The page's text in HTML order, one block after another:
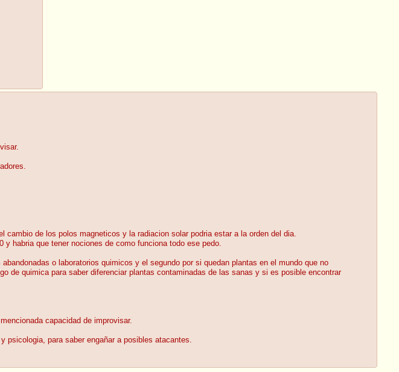
cambio de los polos magneticos y la radiacion solar podria estar a la orden del dia.
habria que tener nociones de como funciona todo ese pedo.
o laboratorios quimicos y el segundo por si quedan plantas en el mundo que no
de quimica para saber diferenciar plantas contaminadas de las sanas y si es posible encontrar
capacidad de improvisar.
psicologia, para saber engañar a posibles atacantes.